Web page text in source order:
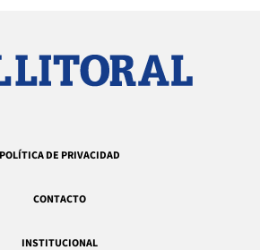
POLÍTICA DE PRIVACIDAD
CONTACTO
INSTITUCIONAL